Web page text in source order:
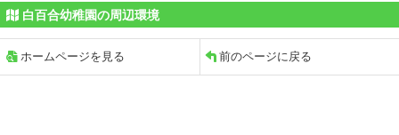
白百合幼稚園の周辺環境
ホームページを見る 前のページに戻る